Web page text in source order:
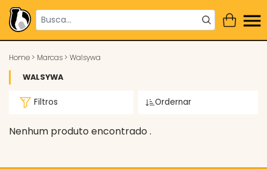
Home > Marcas > Walsywa
WALSYWA
Filtros Ordernar
Nenhum produto encontrado .